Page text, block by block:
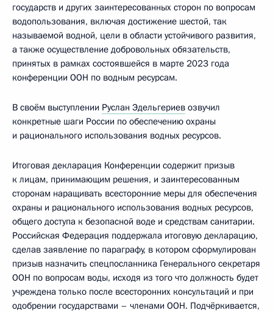
государств и других заинтересованных сторон по вопросам
водопользования, включая достижение шестой, так
называемой водной, цели в области устойчивого развития,
а также осуществление добровольных обязательств,
принятых в рамках состоявшейся в марте 2023 года
конференции ООН по водным ресурсам.
В своём выступлении Руслан Эдельгериев озвучил
конкретные шаги России по обеспечению охраны
и рационального использования водных ресурсов.
Итоговая декларация Конференции содержит призыв
к лицам, принимающим решения, и заинтересованным
сторонам наращивать всесторонние меры для обеспечения
охраны и рационального использования водных ресурсов,
общего доступа к безопасной воде и средствам санитарии.
Российская Федерация поддержала итоговую декларацию,
сделав заявление по параграфу, в котором сформулирован
призыв назначить спецпосланника Генерального секретаря
ООН по вопросам воды, исходя из того что должность будет
учреждена только после всесторонних консультаций и при
одобрении государствами – членами ООН. Подчёркивается,